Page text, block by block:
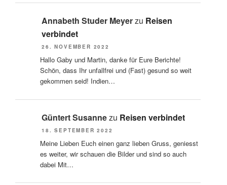
Annabeth Studer Meyerzu Reisen
verbindet
26. NOVEMBER 2022
Hallo Gaby und Martin, danke für Eure Berichte!
Schön, dass Ihr unfallfrei und (Fast) gesund so weit
gekommen seid! Indien…
Güntert Susannezu Reisen verbindet
18. SEPTEMBER 2022
Meine Lieben Euch einen ganz lieben Gruss, geniesst
es weiter, wir schauen die Bilder und sind so auch
dabei Mit…